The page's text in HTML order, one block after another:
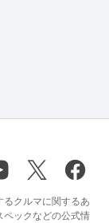
クルマに関するあ
ペックなどの公式情